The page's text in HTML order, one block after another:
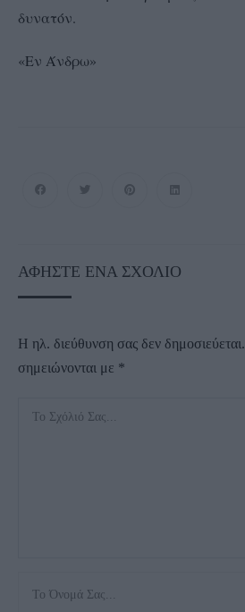
δυνατόν.
«Εν Άνδρω»
ΑΦΉΣΤΕ ΈΝΑ ΣΧΌΛΙΟ
Η ηλ. διεύθυνση σας δεν δημοσιεύεται.
σημειώνονται με *